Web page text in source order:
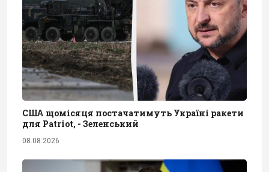
США щомісяця постачатимуть Україні ракети
для Patriot, - Зеленський
08.08.2026